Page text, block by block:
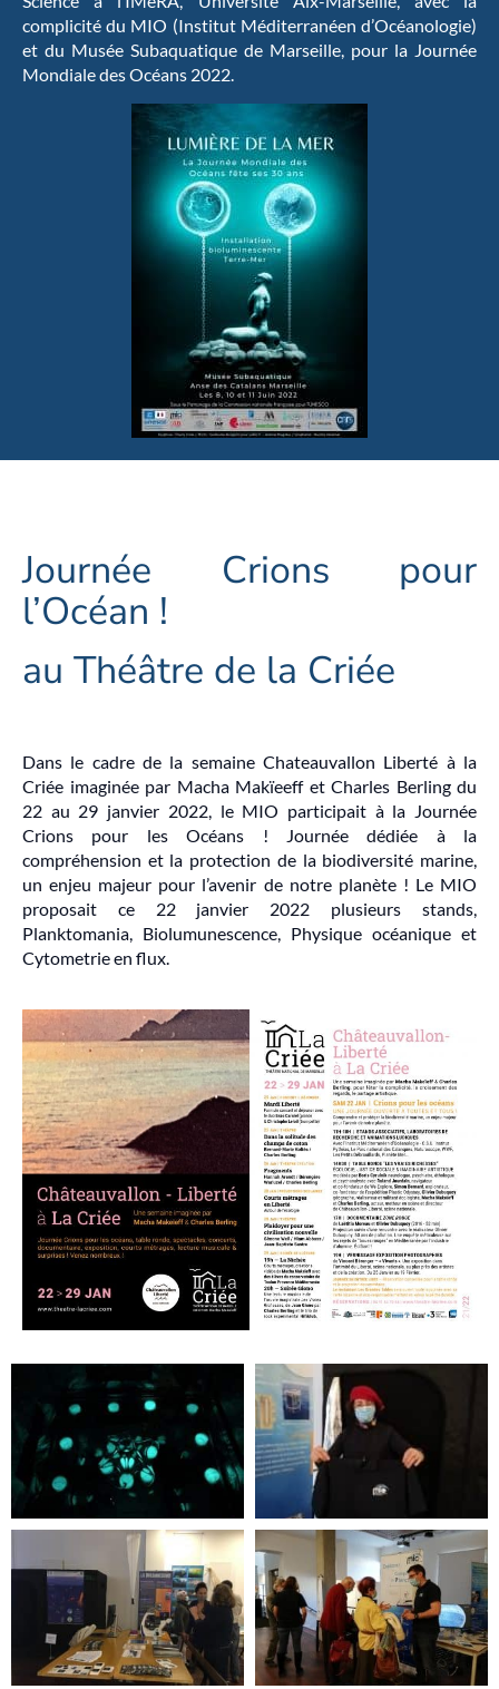
complicité du MIO (Institut Méditerranéen d’Océanologie)
et du Musée Subaquatique de Marseille, pour la Journée
Mondiale des Océans 2022.
Journée Crions pour
l’Océan !
au Théâtre de la Criée
Dans le cadre de la semaine Chateauvallon Liberté à la
Criée imaginée par Macha Makïeeff et Charles Berling du
22 au 29 janvier 2022, le MIO participait à la Journée
Crions pour les Océans ! Journée dédiée à la
compréhension et la protection de la biodiversité marine,
un enjeu majeur pour l’avenir de notre planète ! Le MIO
proposait ce 22 janvier 2022 plusieurs stands,
Planktomania, Biolumunescence, Physique océanique et
Cytometrie en flux.